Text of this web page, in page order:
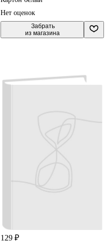
Нет оценок
Забрать
из магазина
129 ₽